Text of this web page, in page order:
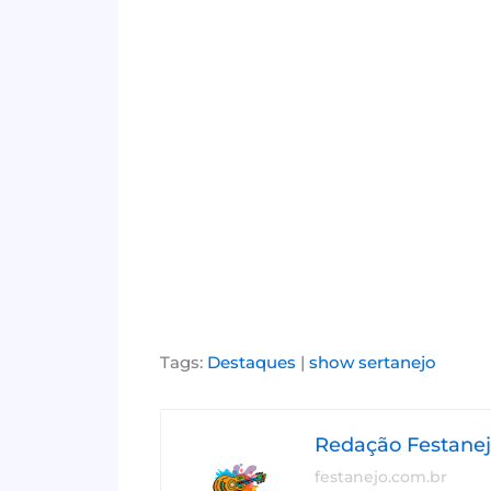
Tags: Destaques | show sertanejo
Redação
festanejo.com.br